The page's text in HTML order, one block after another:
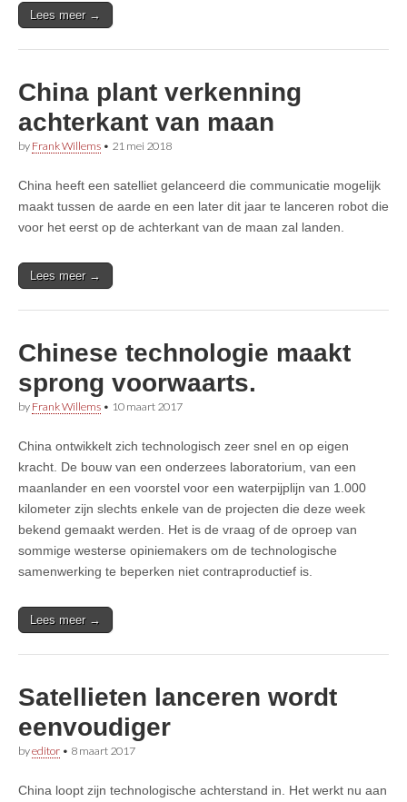
Lees meer →
China plant verkenning
achterkant van maan
by Frank Willems • 21 mei 2018
China heeft een satelliet gelanceerd die communicatie mogelijk
maakt tussen de aarde en een later dit jaar te lanceren robot die
voor het eerst op de achterkant van de maan zal landen.
Lees meer →
Chinese technologie maakt
sprong voorwaarts.
by Frank Willems • 10 maart 2017
China ontwikkelt zich technologisch zeer snel en op eigen
kracht. De bouw van een onderzees laboratorium, van een
maanlander en een voorstel voor een waterpijplijn van 1.000
kilometer zijn slechts enkele van de projecten die deze week
bekend gemaakt werden. Het is de vraag of de oproep van
sommige westerse opiniemakers om de technologische
samenwerking te beperken niet contraproductief is.
Lees meer →
Satellieten lanceren wordt
eenvoudiger
byeditor • 8 maart 2017
China loopt zijn technologische achterstand in. Het werkt nu aan